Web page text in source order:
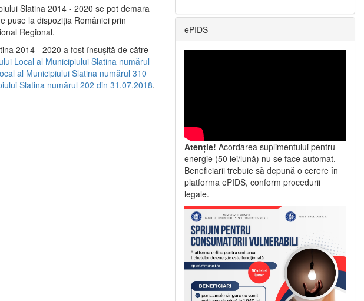
Slatina 2014 - 2020 se pot demara
puse la dispoziţia României prin
Regional.
2014 - 2020 a fost însuşită de către
Local al Municipiului Slatina numărul
al Municipiului Slatina numărul 310
Slatina numărul 202 din 31.07.2018.
ePIDS
Atenție! Acordarea suplimentului pentru
energie (50 lei/lună) nu se face automat.
Beneficiarii trebuie să depună o cerere în
platforma ePIDS, conform procedurii
legale.